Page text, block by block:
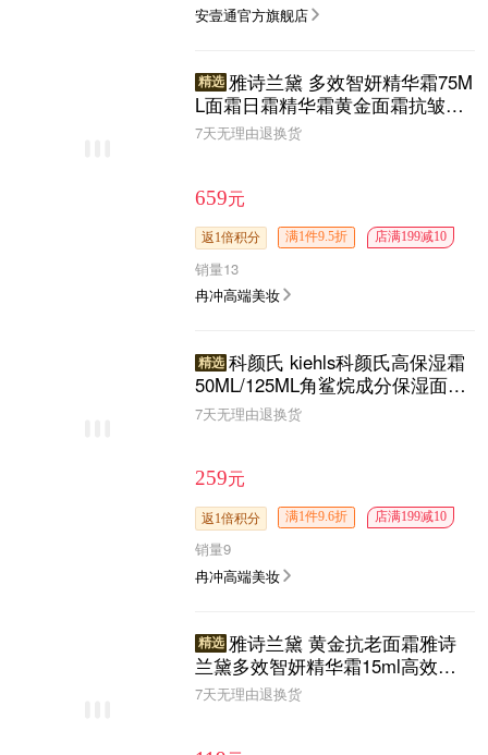
安壹通官方旗舰店
精选 雅诗兰黛 多效智妍精华霜75M
L面霜日霜精华霜黄金面霜抗皱抗
老补水保湿修护滋润淡化细纹
7天无理由退换货
659元
返1倍积分 满1件9.5折 店满199减10
销量13
冉冲高端美妆
精选 科颜氏 kiehls科颜氏高保湿霜
50ML/125ML角鲨烷成分保湿面霜
深层补水修复肌肤补水保湿滋润护
肤清爽不油腻乳液
7天无理由退换货
259元
返1倍积分 满1件9.6折 店满199减10
销量9
冉冲高端美妆
精选 雅诗兰黛 黄金抗老面霜雅诗
兰黛多效智妍精华霜15ml高效抗
皱补水弹嫩面霜中大样正品 非卖
7天无理由退换货